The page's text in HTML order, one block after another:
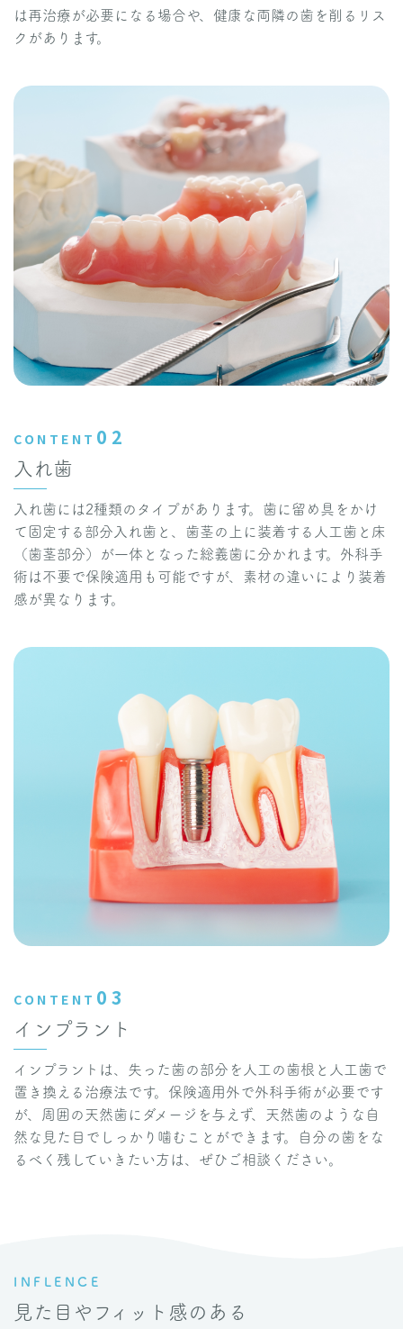
は再治療が必要になる場合や、健康な両隣の歯を削るリス
クがあります。
CONTENT 02
入れ歯
入れ歯には2種類のタイプがあります。歯に留め具をかけ
て固定する部分入れ歯と、歯茎の上に装着する人工歯と床
（歯茎部分）が一体となった総義歯に分かれます。外科手
術は不要で保険適用も可能ですが、素材の違いにより装着
感が異なります。
CONTENT 03
インプラント
インプラントは、失った歯の部分を人工の歯根と人工歯で
置き換える治療法です。保険適用外で外科手術が必要です
が、周囲の天然歯にダメージを与えず、天然歯のような自
然な見た目でしっかり噛むことができます。自分の歯をな
るべく残していきたい方は、ぜひご相談ください。
INFLENCE
見た目やフィット感のある